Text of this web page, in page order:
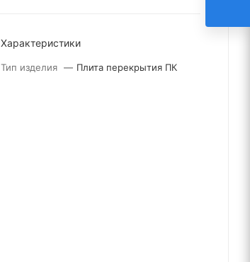
Характеристики
Тип изделия — Плита перекрытия ПК